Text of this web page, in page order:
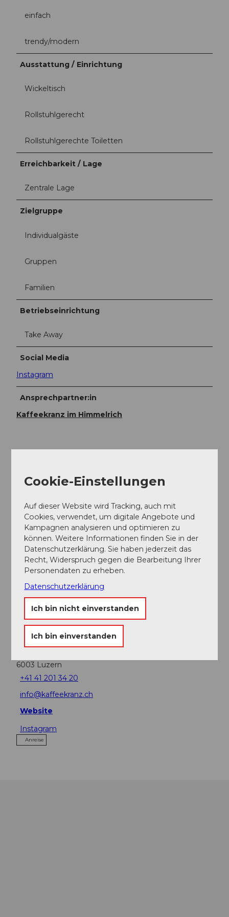
einfach
trendy/modern
Ausstattung / Einrichtung
Wickeltisch
Rollstuhlgerecht
Rollstuhlgerechte Toiletten
Erreichbarkeit / Lage
Zentrale Lage
Zielgruppe
Individualgäste
Gruppen
Familien
Betriebseinrichtung
Take Away
Social Media
Instagram
Ansprechpartner:in
Kaffeekranz im Himmelrich
In der Nähe
Veranstaltung
Sehenswertes
Touren
Kaffeekranz im Himmelrich
6003 Luzern
+41 41 201 34 20
info@kaffeekranz.ch
Website
Instagram
Anreise
Cookie-Einstellungen
Auf dieser Website wird Tracking, auch mit
Cookies, verwendet, um digitale Angebote und
Kampagnen analysieren und optimieren zu
können. Weitere Informationen finden Sie in der
Datenschutzerklärung. Sie haben jederzeit das
Recht, Widerspruch gegen die Bearbeitung Ihrer
Personendaten zu erheben.
Datenschutzerklärung
Ich bin nicht einverstanden
Ich bin einverstanden